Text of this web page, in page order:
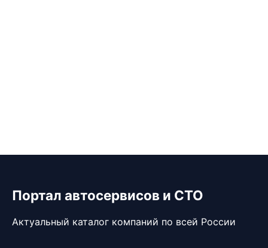
Портал автосервисов и СТО
Актуальный каталог компаний по всей России